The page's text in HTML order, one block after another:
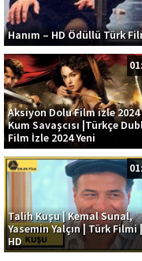
Hanım – HD Ödüllü Türk
Aksiyon Dolu Film izle 2024
Kum Savaşcısı |Türkçe
Film İzle 2024 Yeni
Talih Kuşu | Kemal Sunal,
Yasemin Yalçın | Türk Filmi
HD